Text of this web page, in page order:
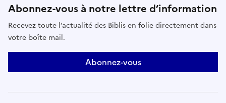
Abonnez-vous à notre lettre d’information
Recevez toute l’actualité des Biblis en folie directement dans
votre boîte mail.
Abonnez-vous